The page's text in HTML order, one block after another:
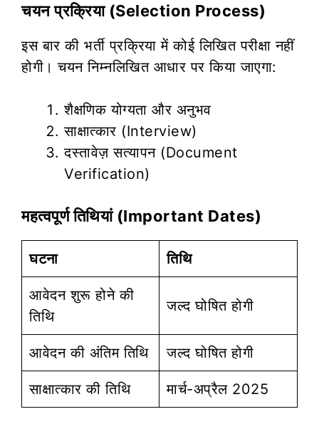
चयन प्रक्रिया (Selection Process)
इस बार की भर्ती प्रक्रिया में कोई लिखित परीक्षा नहीं
होगी। चयन निम्नलिखित आधार पर किया जाएगा:
शैक्षणिक योग्यता और अनुभव
साक्षात्कार (Interview)
दस्तावेज़ सत्यापन (Document
Verification)
महत्वपूर्ण तिथियां (Important Dates)
घटना तिथि
आवेदन शुरू होने की
तिथि
जल्द घोषित होगी
आवेदन की अंतिम तिथि जल्द घोषित होगी
साक्षात्कार की तिथि मार्च-अप्रैल 2025